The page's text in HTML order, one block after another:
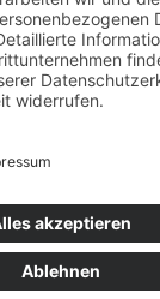
made byRhineRender